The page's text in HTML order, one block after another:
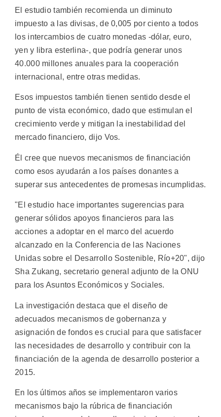
El estudio también recomienda un diminuto
impuesto a las divisas, de 0,005 por ciento a todos
los intercambios de cuatro monedas -dólar, euro,
yen y libra esterlina-, que podría generar unos
40.000 millones anuales para la cooperación
internacional, entre otras medidas.
Esos impuestos también tienen sentido desde el
punto de vista económico, dado que estimulan el
crecimiento verde y mitigan la inestabilidad del
mercado financiero, dijo Vos.
Él cree que nuevos mecanismos de financiación
como esos ayudarán a los países donantes a
superar sus antecedentes de promesas incumplidas.
"El estudio hace importantes sugerencias para
generar sólidos apoyos financieros para las
acciones a adoptar en el marco del acuerdo
alcanzado en la Conferencia de las Naciones
Unidas sobre el Desarrollo Sostenible, Río+20", dijo
Sha Zukang, secretario general adjunto de la ONU
para los Asuntos Económicos y Sociales.
La investigación destaca que el diseño de
adecuados mecanismos de gobernanza y
asignación de fondos es crucial para que satisfacer
las necesidades de desarrollo y contribuir con la
financiación de la agenda de desarrollo posterior a
2015.
En los últimos años se implementaron varios
mecanismos bajo la rúbrica de financiación